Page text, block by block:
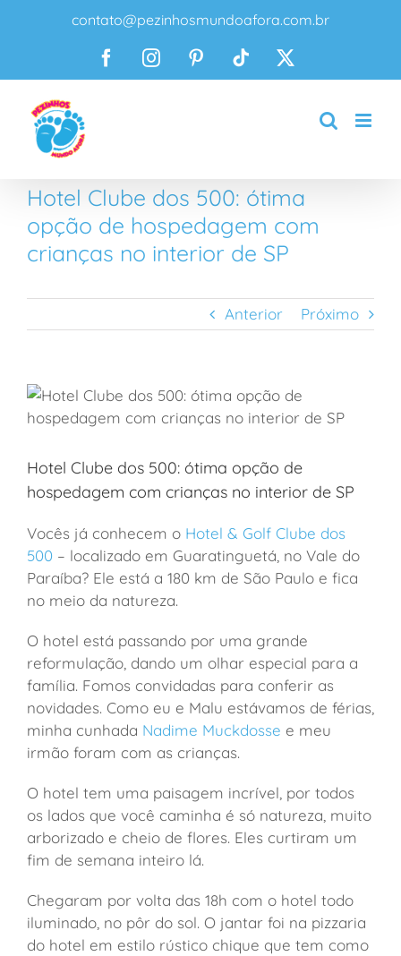
conteúdo
contato@pezinhosmundoafora.com.br
FacebookInstagramPinterestTiktok
Hotel Clube dos 500: ótima
opção de hospedagem com
crianças no interior de SP
Anterior Próximo
Hotel Clube dos 500: ótima opção de
hospedagem com crianças no interior de SP
Vocês já conhecem o Hotel & Golf Clube dos
500– localizado em Guaratinguetá, no Vale do
Paraíba? Ele está a 180 km de São Paulo e fica
no meio da natureza.
O hotel está passando por uma grande
reformulação, dando um olhar especial para a
família. Fomos convidadas para conferir as
novidades. Como eu e Malu estávamos de férias,
minha cunhada Nadime Muckdosse e meu
irmão foram com as crianças.
O hotel tem uma paisagem incrível, por todos
os lados que você caminha é só natureza, muito
arborizado e cheio de flores. Eles curtiram um
fim de semana inteiro lá.
Chegaram por volta das 18h com o hotel todo
iluminado, no pôr do sol. O jantar foi na pizzaria
do hotel em estilo rústico chique que tem como